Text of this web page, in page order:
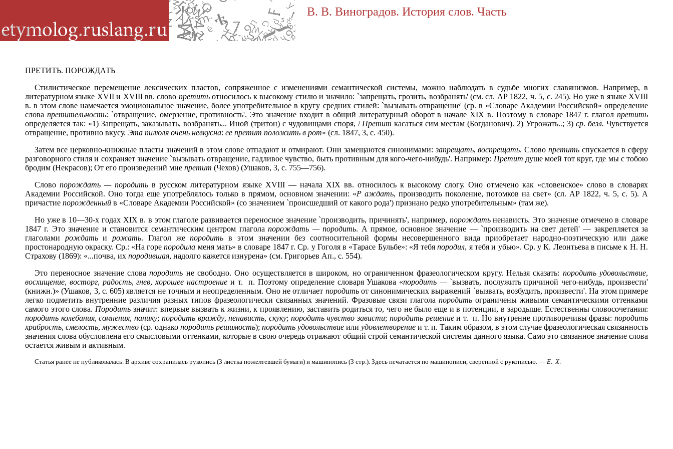
В. В. Виноградов. История слов. Часть
ПРЕТИТЬ. ПОРОЖДАТЬ
Стилистическое перемещение лексических пластов, сопряженное с изменениями семантической системы, можно наблюдать в судьбе многих славянизмов. Например, в
литературном языке XVII и XVIII вв. слово претитьотносилось к высокому стилю и значило: `запрещать, грозить, возбранять' (см. сл. АР 1822, ч. 5, с. 245). Но уже в языке XVIII
в. в этом слове намечается эмоциональное значение, более употребительное в кругу средних стилей: `вызывать отвращение' (ср. в «Словаре Академии Российской» определение
слова претительность: `отвращение, омерзение, противность'. Это значение входит в общий литературный оборот в начале XIX в. Поэтому в словаре 1847 г. глаголпретить
определяется так: «1) Запрещать, заказывать, возбранять... Иной (тритон) с чудовищами споря, / Претит касаться сим местам (Богданович). 2) Угрожать..; 3)ср.безл. Чувствуется
отвращение, противно вкусу. Эта пилюля очень невкусна: ее претит положить в рот» (сл. 1847, 3, с. 450).
Затем все церковно-книжные пласты значений в этом слове отпадают и отмирают. Они замещаются синонимами:запрещать,воспрещать. Словопретить спускается в сферу
разговорного стиля и сохраняет значение `вызывать отвращение, гадливое чувство, быть противным для кого-чего-нибудь'. Например: Претит душе моей тот круг, где мы с тобою
бродим (Некрасов); От его произведений мне претит (Чехов) (Ушаков, 3, с. 755—756).
Слово порождать — породить в русском литературном языке XVIII — начала XIX вв. относилось к высокому слогу. Оно отмечено как «словенское» слово в словарях
Академии Российской. Оно тогда еще употреблялось только в прямом, основном значении: «Р аждать, производить поколение, потомков на свет» (сл. АР 1822, ч. 5, с. 5). А
причастие порожденный в «Словаре Академии Российской» (со значением `происшедший от какого рода') признано редко употребительным» (там же).
Но уже в 10—30-х годах XIX в. в этом глаголе развивается переносное значение `производить, причинять', например, порождатьненависть. Это значение отмечено в словаре
1847 г. Это значение и становится семантическим центром глаголапорождать — породить. А прямое, основное значение — `производить на свет детей' — закрепляется за
глаголами рождатьирожать. Глагол жепородить в этом значении без соотносительной формы несовершенного вида приобретает народно-поэтическую или даже
простонародную окраску. Ср.: «На горепородила меня мать» в словаре 1847 г. Ср. у Гоголя в «Тарасе Бульбе»: «Я тебяпородил, я тебя и убью». Ср. у К. Леонтьева в письме к Н. Н.
Страхову (1869): «...почва, их породившая, надолго кажется изнурена» (см. Григорьев Ап., с. 554).
Это переносное значение словапородить не свободно. Оно осуществляется в широком, но ограниченном фразеологическом кругу. Нельзя сказать: породить удовольствие,
восхищение, восторг, радость,гнев,хорошее настроение и т. п. Поэтому определение словаря Ушакова «породить —`вызвать, послужить причиной чего-нибудь, произвести'
(книжн.)» (Ушаков, 3, с. 605) является не точным и неопределенным. Оно не отличает породитьот синонимических выражений `вызвать, возбудить, произвести'. На этом примере
легко подметить внутренние различия разных типов фразеологически связанных значений. Фразовые связи глагола породить ограничены живыми семантическими оттенками
самого этого слова. Породить значит: впервые вызвать к жизни, к проявлению, заставить родиться то, чего не было еще и в потенции, в зародыше. Естественны словосочетания:
породить колебания,сомнения,панику; породить вражду,ненависть,скуку; породить чувство зависти; породить решениеи т. п. Но внутренне противоречивы фразы:породить
храбрость, смелость, мужество (ср. однако породить решимость); породить удовольствие или удовлетворение и т. п. Таким образом, в этом случае фразеологическая связанность
значения слова обусловлена его смысловыми оттенками, которые в свою очередь отражают общий строй семантической системы данного языка. Само это связанное значение слова
остается живым и активным.
Статья ранее не публиковалась. В архиве сохранилась рукопись (3 листка пожелтевшей бумаги) и машинопись (3 стр.). Здесь печатается по машинописи, сверенной с рукописью. — Е.X.